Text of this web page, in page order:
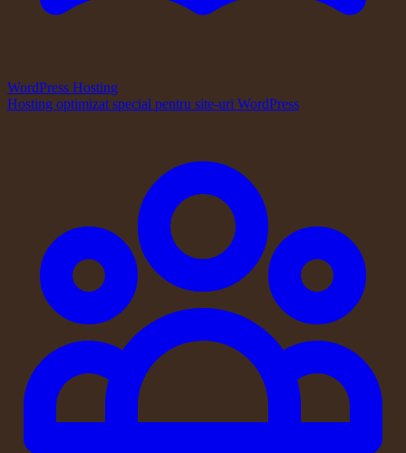
WordPress Hosting
Hosting optimizat special pentru site-uri WordPress